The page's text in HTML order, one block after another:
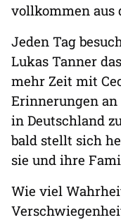
vollkommen aus
Jeden Tag
Lukas Tanner
mehr Zeit mit
Erinnerungen
in Deutschland
bald stellt sich
sie und ihre
Wie viel